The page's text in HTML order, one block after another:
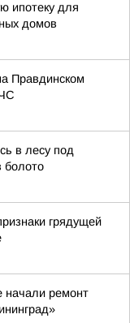
ипотеку для
домов
Правдинском
в лесу под
болото
грядущей
начали ремонт